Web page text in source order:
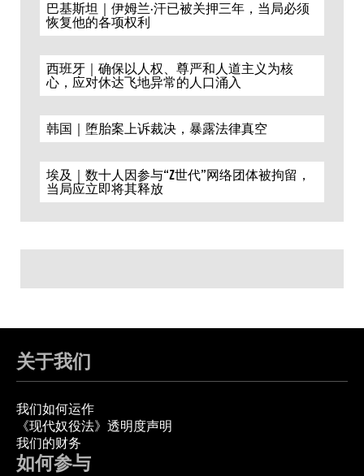
巴基斯坦｜伊姆兰·汗已被关押三年，当局必须
恢复他的各项权利
西班牙｜确保以人权、尊严和人道主义为核
心，应对休达飞地异常的人口涌入
韩国｜堕胎案上诉裁决，暴露法律真空
埃及｜数十人因参与“Z世代”网络团体被拘留，
当局应立即将其释放
关于我们
我们如何运作
《现代奴役法》透明度声明
我们的财务
如何参与